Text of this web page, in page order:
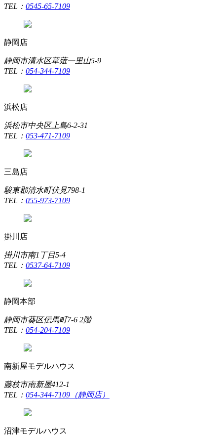
TEL： 0545-65-7109
静岡店
静岡市清水区草薙一里山5-9
TEL： 054-344-7109
浜松店
浜松市中央区上島6-2-31
TEL： 053-471-7109
三島店
駿東郡清水町伏見798-1
TEL： 055-973-7109
掛川店
掛川市南1丁目5-4
TEL： 0537-64-7109
静岡本部
静岡市葵区伝馬町7-6 2階
TEL： 054-204-7109
南新屋モデルハウス
藤枝市南新屋412-1
TEL： 054-344-7109（静岡店）
沼津モデルハウス